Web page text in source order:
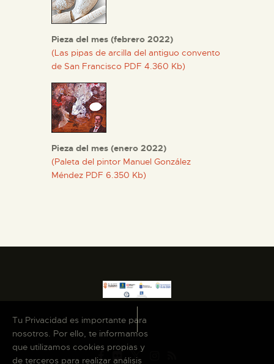
Pieza del mes (febrero 2022)
(Las pipas de arcilla del antiguo convento
de San Francisco PDF 4.360 Kb)
Pieza del mes (enero 2022)
(Paleta del pintor Manuel González
Méndez PDF 6.350 Kb)
Tu Privacidad es importante para
nosotros. Por ello, te informamos
que utilizamos cookies propias y
de terceros para realizar análisis